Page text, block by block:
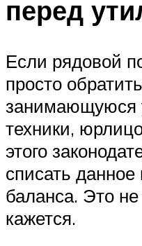
перед
Если рядовой
просто
занимающуюся
техники,
этого
списать
баланса. Это не
кажется.